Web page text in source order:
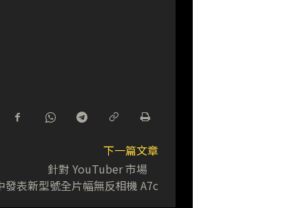
下一篇文章
針對 YouTuber 市場
發表新型號全片幅無反相機 A7c